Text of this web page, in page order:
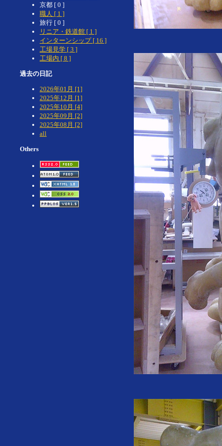
京都 [ 0 ]
職人 [ 1 ]
旅行 [ 0 ]
リニア・鉄道館 [ 1 ]
インターンシップ [ 16 ]
工場見学 [ 3 ]
工場内 [ 8 ]
過去の日記
2026年01月 [1]
2025年12月 [1]
2025年10月 [4]
2025年09月 [2]
2025年08月 [2]
all
Others